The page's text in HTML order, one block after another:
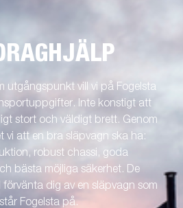
utgångspunkt vill vi på Fogelsta
Inte konstigt att
stort och väldigt brett. Genom
vi att en bra släpvagn ska ha:
robust chassi, goda
bästa möjliga säkerhet. De
dig av en släpvagn som
Fogelsta på.